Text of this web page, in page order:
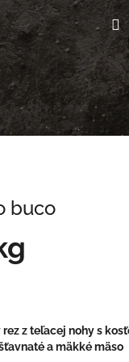
buco
z teľacej nohy s
a mäkké mäso